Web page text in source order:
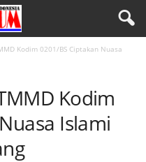
Kodim 0201/BS Ciptakan Nuasa
Kodim
Islami